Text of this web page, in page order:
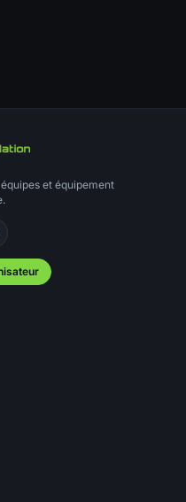
et équipement